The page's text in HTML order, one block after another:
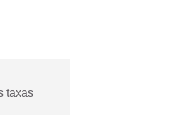
taxas